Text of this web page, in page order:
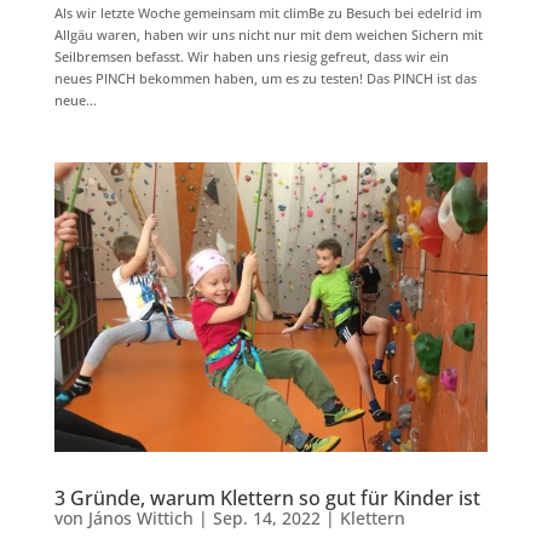
Als wir letzte Woche gemeinsam mit climBe zu Besuch bei edelrid im
Allgäu waren, haben wir uns nicht nur mit dem weichen Sichern mit
Seilbremsen befasst. Wir haben uns riesig gefreut, dass wir ein
neues PINCH bekommen haben, um es zu testen! Das PINCH ist das
neue...
3 Gründe, warum Klettern so gut für Kinder ist
von János Wittich | Sep. 14, 2022| Klettern